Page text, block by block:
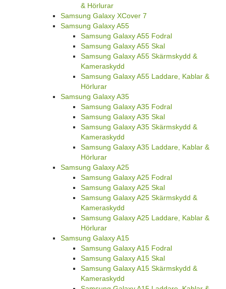
& Hörlurar
Samsung Galaxy XCover 7
Samsung Galaxy A55
Samsung Galaxy A55 Fodral
Samsung Galaxy A55 Skal
Samsung Galaxy A55 Skärmskydd &
Kameraskydd
Samsung Galaxy A55 Laddare, Kablar &
Hörlurar
Samsung Galaxy A35
Samsung Galaxy A35 Fodral
Samsung Galaxy A35 Skal
Samsung Galaxy A35 Skärmskydd &
Kameraskydd
Samsung Galaxy A35 Laddare, Kablar &
Hörlurar
Samsung Galaxy A25
Samsung Galaxy A25 Fodral
Samsung Galaxy A25 Skal
Samsung Galaxy A25 Skärmskydd &
Kameraskydd
Samsung Galaxy A25 Laddare, Kablar &
Hörlurar
Samsung Galaxy A15
Samsung Galaxy A15 Fodral
Samsung Galaxy A15 Skal
Samsung Galaxy A15 Skärmskydd &
Kameraskydd